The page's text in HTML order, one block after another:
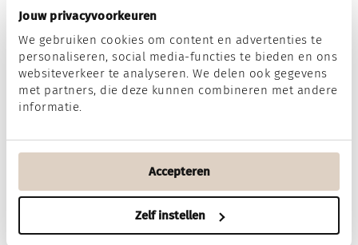
Jouw privacyvoorkeuren
We gebruiken cookies om content en advertenties te
personaliseren, social media-functies te bieden en ons
websiteverkeer te analyseren. We delen ook gegevens
met partners, die deze kunnen combineren met andere
informatie.
Accepteren
Zelf instellen
Norah op social media
DisclaimerPrivacy & Cookies